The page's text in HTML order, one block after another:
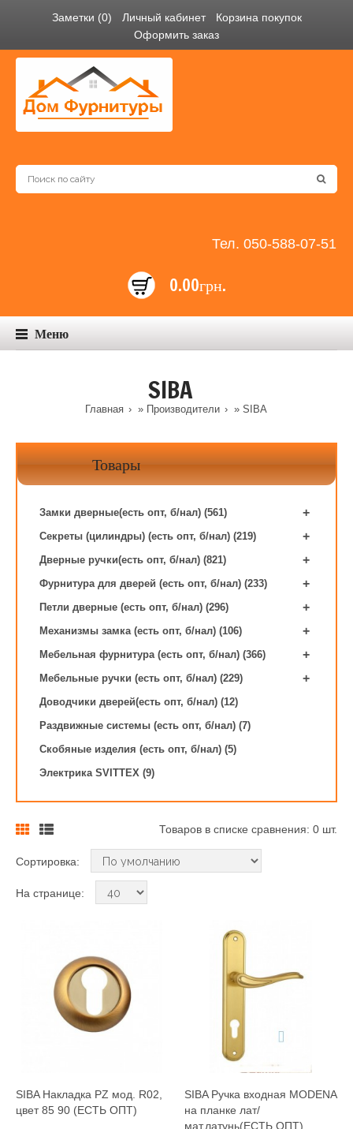
Заметки (0) Личный кабинет
Корзина покупок
Оформить заказ
Тел. 050-588-07-51
0.00грн.
Меню
SIBA
Главная » Производители » SIBA
Товары
Замки дверные(есть опт, б/нал) (561) +
Секреты (цилиндры) (есть опт, б/нал) (219) +
Дверные ручки(есть опт, б/нал) (821) +
Фурнитура для дверей (есть опт, б/нал) (233) +
Петли дверные (есть опт, б/нал) (296) +
Механизмы замка (есть опт, б/нал) (106) +
Мебельная фурнитура (есть опт, б/нал) (366) +
Мебельные ручки (есть опт, б/нал) (229) +
Доводчики дверей(есть опт, б/нал) (12)
Раздвижные системы (есть опт, б/нал) (7)
Скобяные изделия (есть опт, б/нал) (5)
Электрика SVITTEX (9)
Товаров в списке сравнения: 0 шт.
Сортировка:
На странице:
SIBA Накладка PZ мод. R02,
цвет 85 90 (ЕСТЬ ОПТ)
SIBA Ручка входная MODENA
на планке лат/
мат.латунь(ЕСТЬ ОПТ)